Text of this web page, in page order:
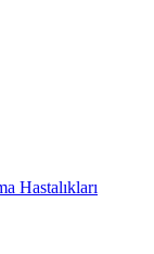
Hastalıkları